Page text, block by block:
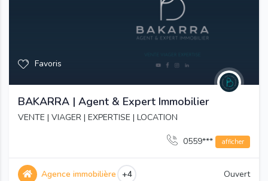
Favoris
BAKARRA | Agent & Expert Immobilier
VENTE | VIAGER | EXPERTISE | LOCATION
0559*** afficher
Agence immobilière +4 Ouvert